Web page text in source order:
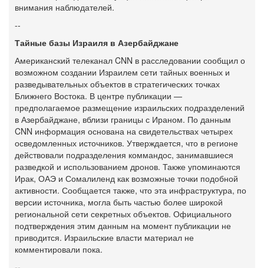
внимания наблюдателей.
--
Тайные базы Израиля в Азербайджане
Американский телеканал CNN в расследовании сообщил о
возможном создании Израилем сети тайных военных и
разведывательных объектов в стратегических точках
Ближнего Востока. В центре публикации —
предполагаемое размещение израильских подразделений
в Азербайджане, вблизи границы с Ираном. По данным
CNN информация основана на свидетельствах четырех
осведомленных источников. Утверждается, что в регионе
действовали подразделения коммандос, занимавшиеся
разведкой и использованием дронов. Также упоминаются
Ирак, ОАЭ и Сомалиленд как возможные точки подобной
активности. Сообщается также, что эта инфраструктура, по
версии источника, могла быть частью более широкой
региональной сети секретных объектов. Официального
подтверждения этим данным на момент публикации не
приводится. Израильские власти материал не
комментировали пока.